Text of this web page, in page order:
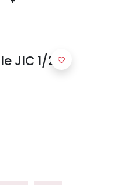
JIC 1/2-